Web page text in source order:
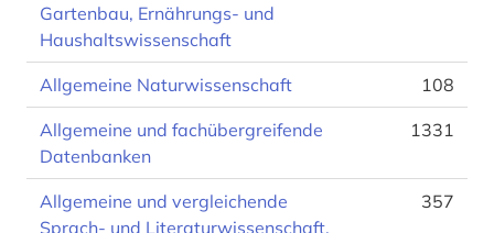
Gartenbau, Ernährungs- und
Haushaltswissenschaft
Allgemeine Naturwissenschaft 108
Allgemeine und fachübergreifende
Datenbanken
1331
Allgemeine und vergleichende
Sprach- und Literaturwissenschaft.
357